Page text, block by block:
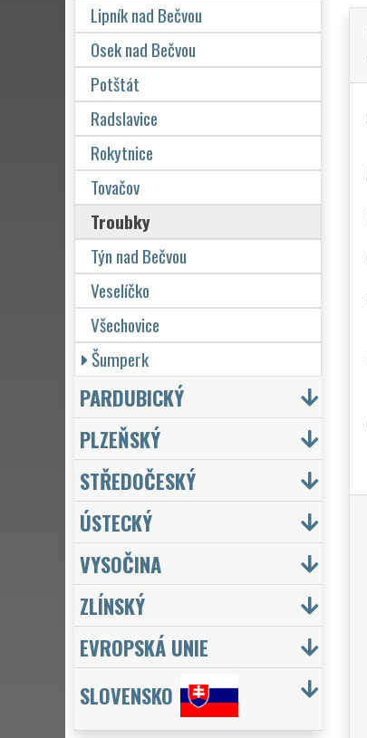
Lipník nad Bečvou
Osek nad Bečvou
Potštát
Radslavice
Rokytnice
Tovačov
Troubky
Týn nad Bečvou
Veselíčko
Všechovice
Šumperk
PARDUBICKÝ
PLZEŇSKÝ
STŘEDOČESKÝ
ÚSTECKÝ
VYSOČINA
ZLÍNSKÝ
EVROPSKÁ UNIE
SLOVENSKO